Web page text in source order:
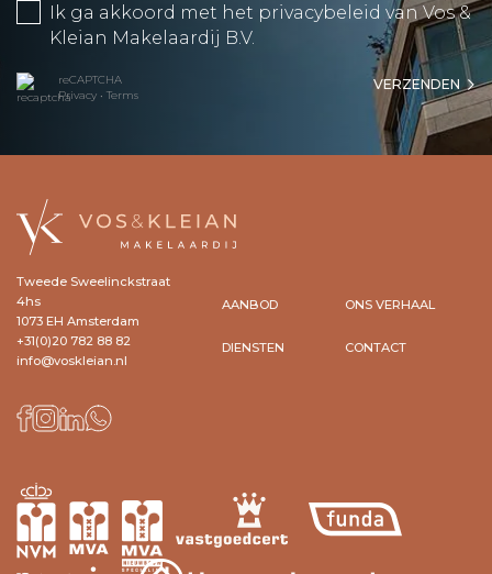
Ik ga akkoord met het privacybeleid van Vos &
Kleian Makelaardij B.V.
reCAPTCHA
Privacy • Terms
VERZENDEN
Tweede Sweelinckstraat
4hs
1073 EH Amsterdam
+31(0)20 782 88 82
info@voskleian.nl
AANBOD
DIENSTEN
ONS VERHAAL
CONTACT